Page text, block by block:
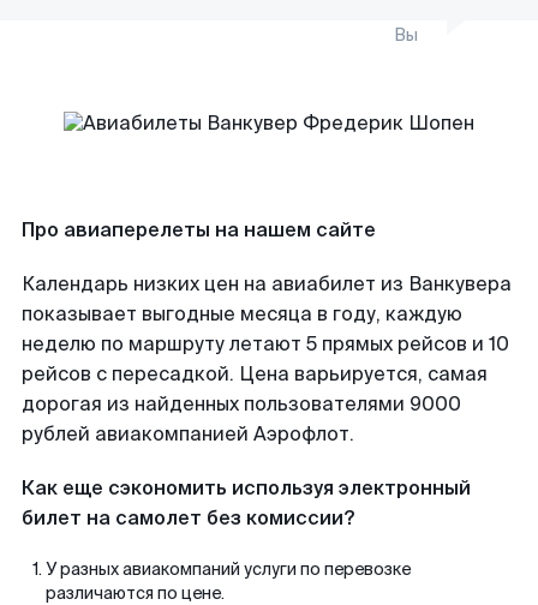
Вы
Про авиаперелеты на нашем сайте
Календарь низких цен на авиабилет из Ванкувера
показывает выгодные месяца в году, каждую
неделю по маршруту летают 5 прямых рейсов и 10
рейсов с пересадкой. Цена варьируется, самая
дорогая из найденных пользователями 9000
рублей авиакомпанией Аэрофлот.
Как еще сэкономить используя электронный
билет на самолет без комиссии?
У разных авиакомпаний услуги по перевозке
различаются по цене.